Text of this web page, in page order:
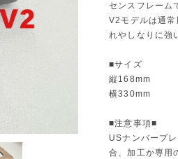
センスフレーム
V2モデルは通
れやしなりに強
■サイズ
縦168mm
横330mm
■注意事項■
USナンバープ
合、加工か専用